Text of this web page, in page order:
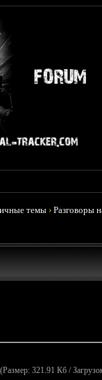
темы ›Разговоры
(Размер: 321.91 Кб /